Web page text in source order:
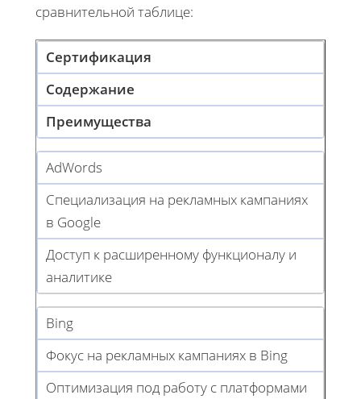
сравнительной таблице:
Сертификация
Содержание
Преимущества
AdWords
Специализация на рекламных кампаниях
в Google
Доступ к расширенному функционалу и
аналитике
Bing
Фокус на рекламных кампаниях в Bing
Оптимизация под работу с платформами